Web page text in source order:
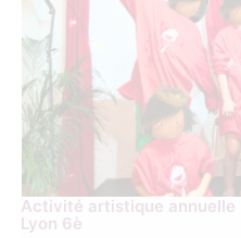
Activité artistique annuelle
Lyon 6è